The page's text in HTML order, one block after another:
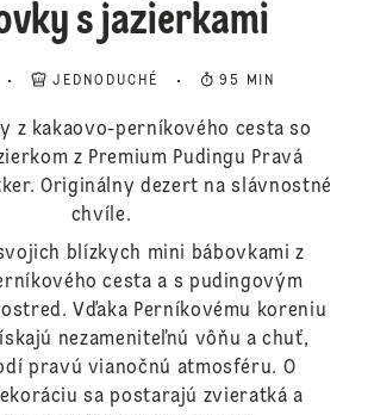
s jazierkami
JEDNODUCHÉ 95 MIN
z kakaovo-perníkového cesta so
z Premium Pudingu Pravá
Originálny dezert na slávnostné
chvíle.
blízkych mini bábovkami z
cesta a s pudingovým
Vďaka Perníkovému koreniu
nezameniteľnú vôňu a chuť,
pravú vianočnú atmosféru. O
sa postarajú zvieratká a